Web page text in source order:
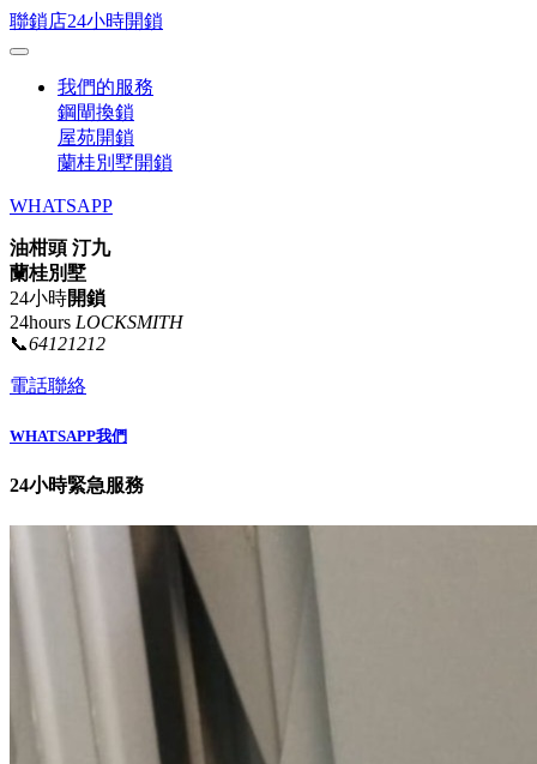
聯鎖店24小時開鎖
我們的服務
鋼閘換鎖
屋苑開鎖
蘭桂別墅開鎖
WHATSAPP
油柑頭 汀九
蘭桂別墅
24小時開鎖
24hours LOCKSMITH
📞64121212
電話聯絡
WHATSAPP我們
24小時緊急服務